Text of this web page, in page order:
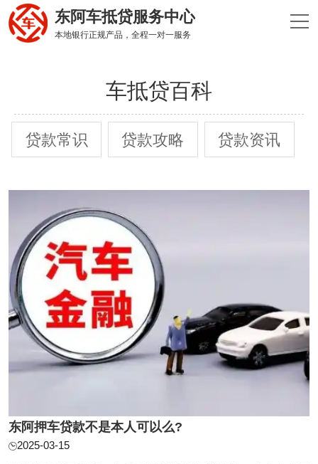
东阿车抵贷服务中心
本地银行正规产品，全程一对一服务
车抵贷百科
贷款常识 贷款攻略 贷款资讯
东阿押车贷款不是本人可以么?
2025-03-15